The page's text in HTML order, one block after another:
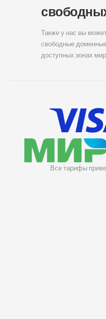
Также у нас вы
свободные
доступных зонах
Все тарифы